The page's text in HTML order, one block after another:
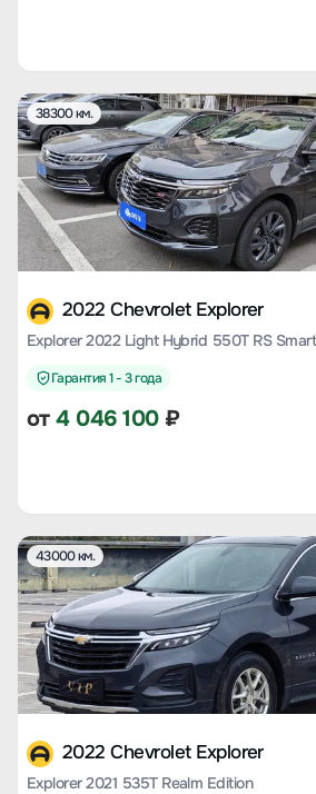
38300 км.
2022 Chevrolet Explorer
Explorer 2022 Light Hybrid 550T RS
Гарантия 1 - 3 года
от4 046 100₽
43000 км.
2022 Chevrolet Explorer
Explorer 2021 535T Realm Edition